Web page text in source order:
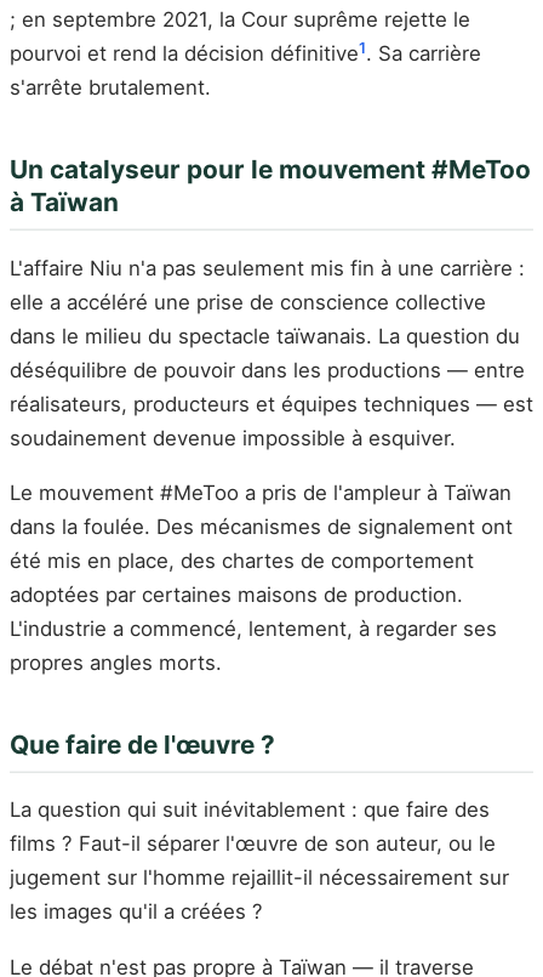
; en septembre 2021, la Cour suprême rejette le
pourvoi et rend la décision définitive1. Sa carrière
s'arrête brutalement.
Un catalyseur pour le mouvement #MeToo
à Taïwan
L'affaire Niu n'a pas seulement mis fin à une carrière :
elle a accéléré une prise de conscience collective
dans le milieu du spectacle taïwanais. La question du
déséquilibre de pouvoir dans les productions — entre
réalisateurs, producteurs et équipes techniques — est
soudainement devenue impossible à esquiver.
Le mouvement #MeToo a pris de l'ampleur à Taïwan
dans la foulée. Des mécanismes de signalement ont
été mis en place, des chartes de comportement
adoptées par certaines maisons de production.
L'industrie a commencé, lentement, à regarder ses
propres angles morts.
Que faire de l'œuvre ?
La question qui suit inévitablement : que faire des
films ? Faut-il séparer l'œuvre de son auteur, ou le
jugement sur l'homme rejaillit-il nécessairement sur
les images qu'il a créées ?
Le débat n'est pas propre à Taïwan — il traverse